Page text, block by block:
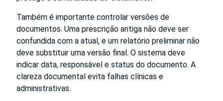
Também é importante controlar versões de
documentos. Uma prescrição antiga não deve ser
confundida com a atual, e um relatório preliminar não
deve substituir uma versão final. O sistema deve
indicar data, responsável e status do documento. A
clareza documental evita falhas clínicas e
administrativas.